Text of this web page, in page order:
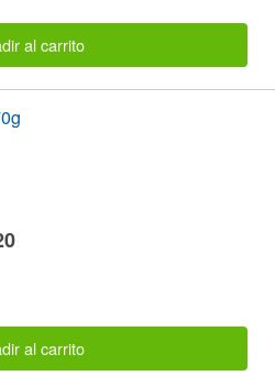
al carrito
al carrito